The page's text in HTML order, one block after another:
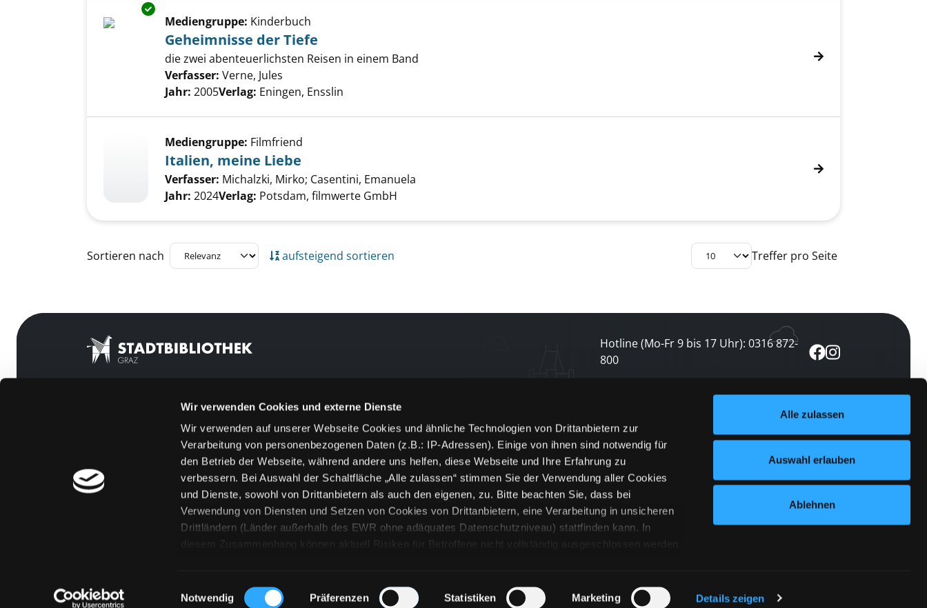
Wir verwenden Cookies und externe Dienste
Wir verwenden auf unserer Webseite Cookies und ähnliche Technologien von Drittanbietern zur
Verarbeitung von personenbezogenen Daten (z.B.: IP-Adressen). Einige von ihnen sind notwendig für
den Betrieb der Webseite, während andere uns helfen, diese Webseite und Ihre Erfahrung zu
verbessern. Bei Auswahl der Schaltfläche „Alle zulassen“ stimmen Sie der Verwendung aller Cookies
und Dienste, sowohl von Drittanbietern als auch den eigenen, zu. Bitte beachten Sie, dass bei
Verwendung von Diensten und Setzen von Cookies von Drittanbietern, eine Verarbeitung in unsicheren
Drittländern (Länder außerhalb des EWR ohne adäquates Datenschutzniveau) stattfinden kann. In
diesem Zusammenhang können aktuell Risiken für Betroffene nicht vollständig ausgeschlossen werden.
„Details zeigen“ finden Sie Erklärungen zu den verschiedenen Kategorien von Cookies und ähnlichen
Einwilligungsauswahl
Notwendig Präferenzen Statistiken Marketing Details zeigen
Alle zulassen
Auswahl erlauben
Ablehnen
Exemplar-Details von Geheimnisse der Tiefe anzeigen
Mediengruppe: Kinderbuch
Geheimnisse der Tiefe
die zwei abenteuerlichsten Reisen in einem Band
Verfasser: Verne, Jules
Jahr: 2005Verlag: Eningen, Ensslin
Mediengruppe: Filmfriend
Italien, meine Liebe
Verfasser: Michalzki, Mirko; Casentini, Emanuela
Jahr: 2024Verlag: Potsdam, filmwerte GmbH
Zu den Suchfiltern springen
Sortieren nach aufsteigend sortieren Treffer pro Seite
Hotline (Mo-Fr 9 bis 17 Uhr): 0316 872-
800
[kju:b]
Feedback
Kontakt
Über uns
Jobs
Medienwunsch
FAQs
Newsletter abonnieren
und keine Veranstaltung verpassen
jetzt abonnieren